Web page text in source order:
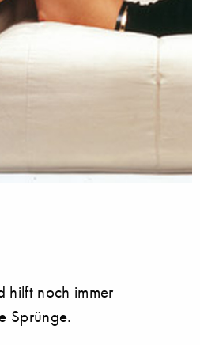
hilft noch immer
Sprünge.